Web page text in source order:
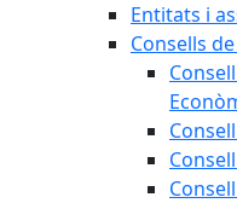
Entitats i
Consells